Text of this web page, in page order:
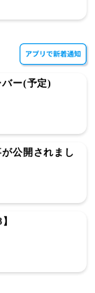
ー(予定)
公開されまし